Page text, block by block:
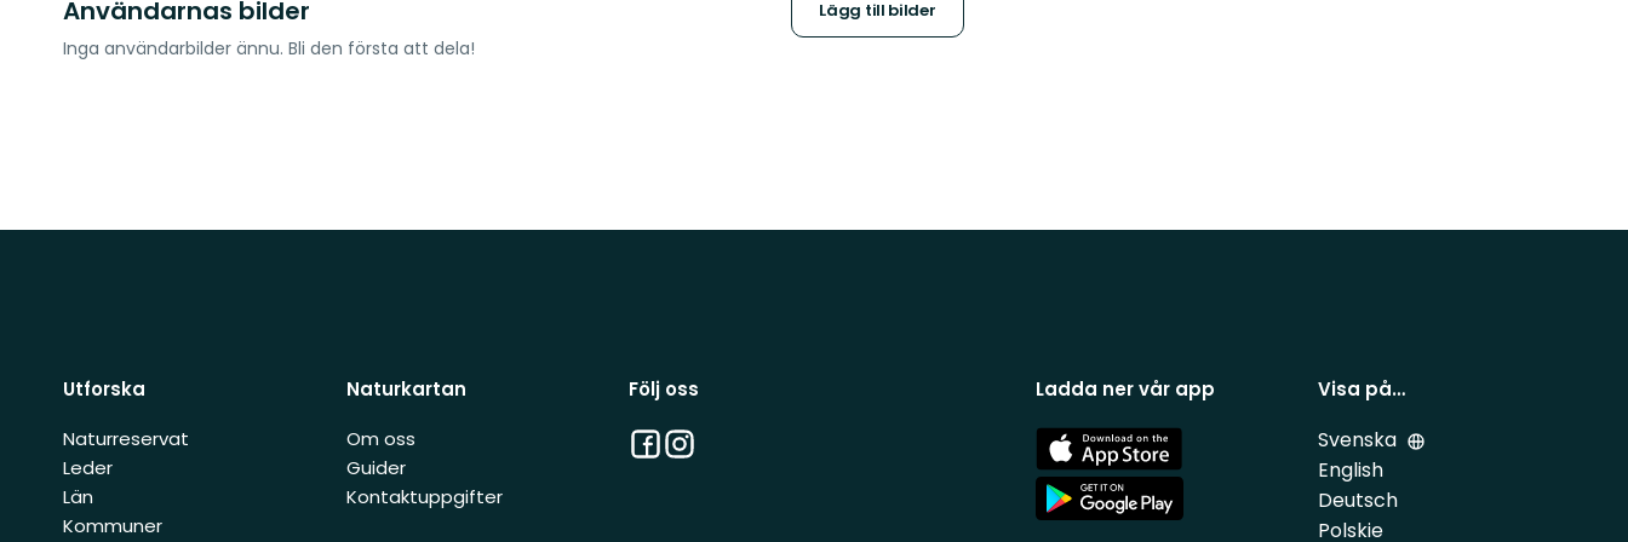
Användarnas bilder Lägg till bilder
Inga användarbilder ännu. Bli den första att dela!
Utforska
Naturreservat
Leder
Län
Kommuner
Naturkartan
Om oss
Guider
Kontaktuppgifter
Följ oss
Facebook
Instagram
Ladda ner vår app
App
Store
App
Store
Visa på…
Svenska
English
Deutsch
Polskie